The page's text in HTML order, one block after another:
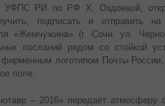
УФПС РИ по РФ Х. Оздоевой,
подписать и отправить
«Жемчужина» (г. Сочи, ул.
посланий рядом со стойкой
логотипом Почты России,
поле.
– 2016» передаёт